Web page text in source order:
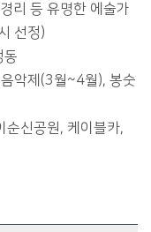
리 등 유명한 에술가
선정)
동
악제(3월~4월), 봉숫
순신공원, 케이블카,